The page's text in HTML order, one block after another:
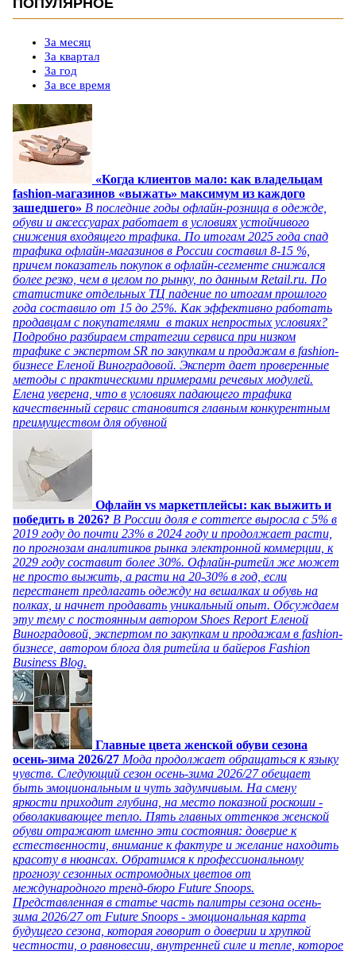
За месяц
За квартал
За год
За все время
«Когда клиентов мало: как владельцам
fashion-магазинов «выжать» максимум из каждого
зашедшего» В последние годы офлайн-розница в одежде,
обуви и аксессуарах работает в условиях устойчивого
снижения входящего трафика. По итогам 2025 года спад
трафика офлайн-магазинов в России составил 8-15 %,
причем показатель покупок в офлайн-сегменте снижался
более резко, чем в целом по рынку, по данным Retail.ru. По
статистике отдельных ТЦ падение по итогам прошлого
года составило от 15 до 25%. Как эффективно работать
продавцам с покупателями в таких непростых условиях?
Подробно разбираем стратегии сервиса при низком
трафике с экспертом SR по закупкам и продажам в fashion-
бизнесе Еленой Виноградовой. Эксперт дает проверенные
методы с практическими примерами речевых модулей.
Елена уверена, что в условиях падающего трафика
качественный сервис становится главным конкурентным
преимуществом для обувной
Офлайн vs маркетплейсы: как выжить и
победить в 2026? В России доля e commerce выросла с 5% в
2019 году до почти 23% в 2024 году и продолжает расти,
по прогнозам аналитиков рынка электронной коммерции, к
2029 году составит более 30%. Офлайн-ритейл же может
не просто выжить, а расти на 20-30% в год, если
перестанет предлагать одежду на вешалках и обувь на
полках, и начнет продавать уникальный опыт. Обсуждаем
эту тему с постоянным автором Shoes Report Еленой
Виноградовой, экспертом по закупкам и продажам в fashion-
бизнесе, автором блога для ритейла и байеров Fashion
Business Blog.
Главные цвета женской обуви сезона
осень-зима 2026/27 Мода продолжает обращаться к языку
чувств. Следующий сезон осень-зима 2026/27 обещает
быть эмоциональным и чуть задумчивым. На смену
яркости приходит глубина, на место показной роскоши -
обволакивающее тепло. Пять главных оттенков женской
обуви отражают именно эти состояния: доверие к
естественности, внимание к фактуре и желание находить
красоту в нюансах. Обратимся к профессиональному
прогнозу сезонных остромодных цветов от
международного тренд-бюро Future Snoops.
Представленная в статье часть палитры сезона осень-
зима 2026/27 от Future Snoops - эмоциональная карта
будущего сезона, которая говорит о доверии и хрупкой
честности, о равновесии, внутренней силе и тепле, которое